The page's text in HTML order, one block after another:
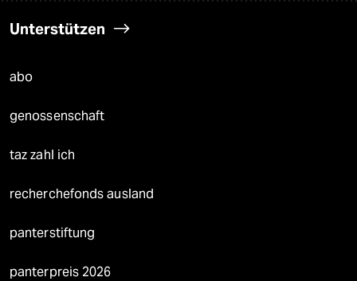
Unterstützen
abo
genossenschaft
taz zahl ich
recherchefonds ausland
panterstiftung
panterpreis 2026